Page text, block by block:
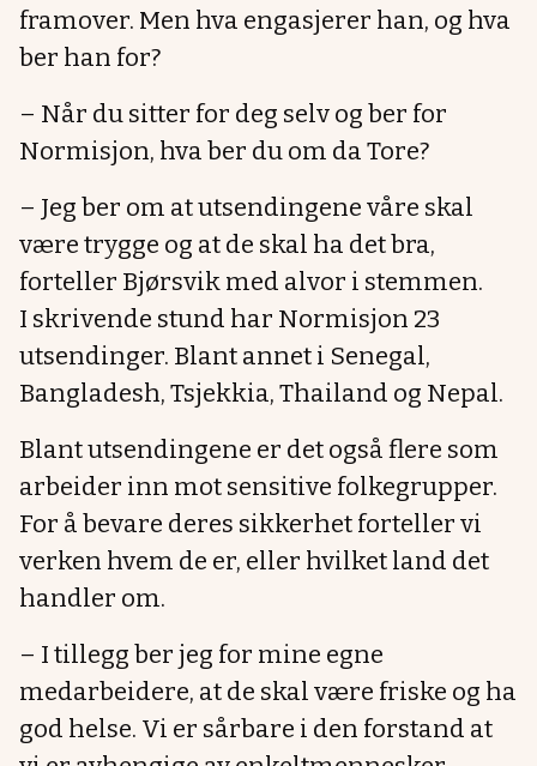
framover. Men hva engasjerer han, og hva
ber han for?
– Når du sitter for deg selv og ber for
Normisjon, hva ber du om da Tore?
– Jeg ber om at utsendingene våre skal
være trygge og at de skal ha det bra,
forteller Bjørsvik med alvor i stemmen.
I skrivende stund har Normisjon 23
utsendinger. Blant annet i Senegal,
Bangladesh, Tsjekkia, Thailand og Nepal.
Blant utsendingene er det også flere som
arbeider inn mot sensitive folkegrupper.
For å bevare deres sikkerhet forteller vi
verken hvem de er, eller hvilket land det
handler om.
– I tillegg ber jeg for mine egne
medarbeidere, at de skal være friske og ha
god helse. Vi er sårbare i den forstand at